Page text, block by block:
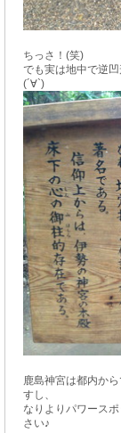
ちっさ！(笑)
でも実は地中で逆
(´∀`)
鹿島神宮は都内か
すし、
なりよりパワース
さい♪